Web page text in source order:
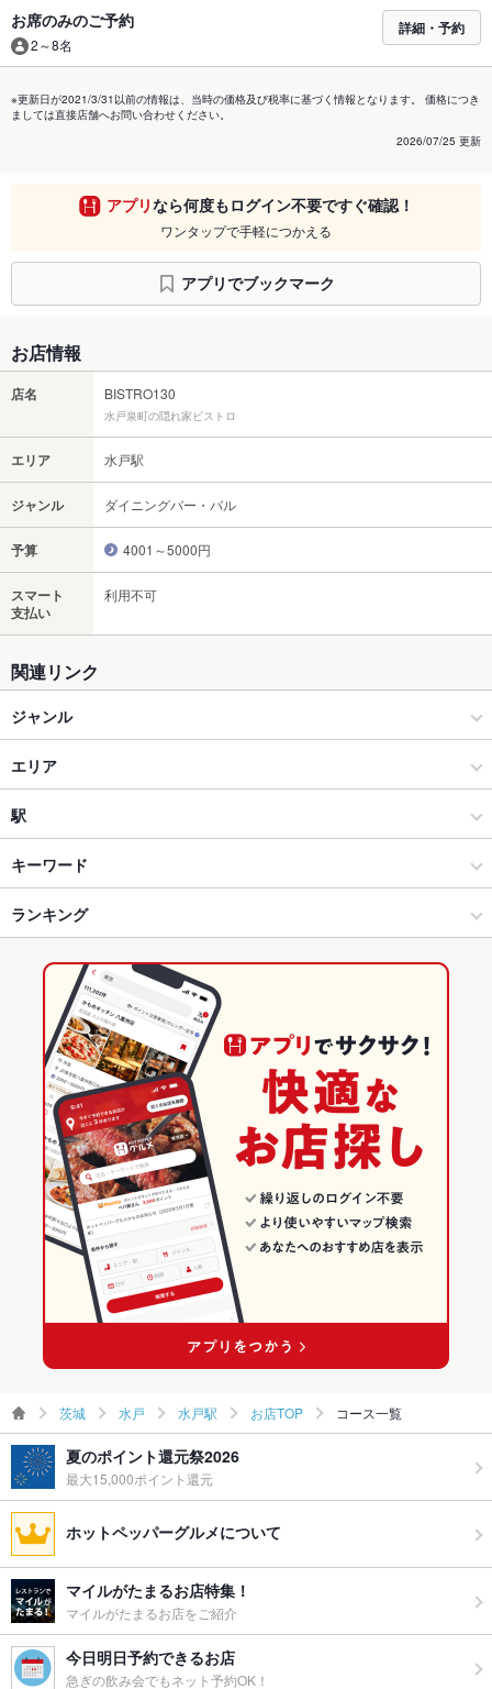
お席のみのご予約
2～8名
詳細・予約
※更新日が2021/3/31以前の情報は、当時の価格及び税率に基づく情報となります。 価格につき
ましては直接店舗へお問い合わせください。
2026/07/25 更新
アプリなら何度もログイン不要ですぐ確認！
ワンタップで手軽につかえる
アプリでブックマーク
お店情報
店名 BISTRO130
水戸泉町の隠れ家ビストロ
エリア 水戸駅
ジャンル ダイニングバー・バル
予算 4001～5000円
スマート
支払い
利用不可
関連リンク
ジャンル
ダイニングバー・バル
スペインバル・イタリアンバール
水戸 × ダイニングバー・バル
水戸 × スペインバル・イタリアンバール
水戸駅 × ダイニングバー・バル
水戸駅 × スペインバル・イタリアンバール
エリア
水戸駅
水戸駅 × ダイニングバー・バル
水戸駅 × スペインバル・イタリアンバール
茨城 × ダイニングバー・バル
茨城 × スペインバル・イタリアンバール
駅
偕楽園駅
常陸青柳駅
水戸駅
キーワード
モツ煮込み
カルボナーラ ペペロンチーノ ペスカトーレ
デザート アヒージョ 生ハム
ランキング
茨城のグルメランキング
茨城のダイニングバー・バルランキング
茨城のスペインバル・イタリアンバールランキング
水戸のグルメランキング
水戸のダイニングバー・バルランキング
水戸のスペインバル・イタリアンバールランキング
水戸駅のグルメランキング
水戸駅のダイニングバー・バルランキング
水戸駅のスペインバル・イタリアンバールランキング
茨城 水戸 水戸駅 お店TOP コース一覧
夏のポイント還元祭2026
最大15,000ポイント還元
ホットペッパーグルメについて
マイルがたまるお店特集！
マイルがたまるお店をご紹介
今日明日予約できるお店
急ぎの飲み会でもネット予約OK！